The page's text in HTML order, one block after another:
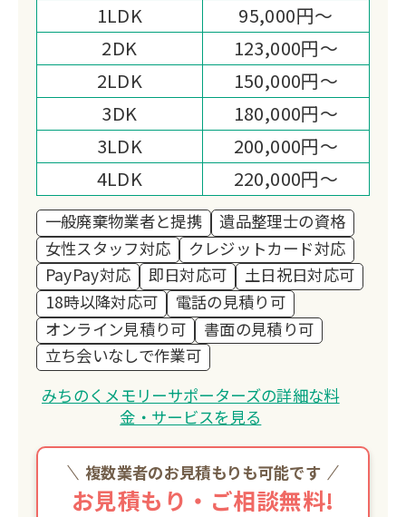
1LDK
95,000円～
2DK
123,000円～
2LDK
150,000円～
3DK
180,000円～
3LDK
200,000円～
4LDK
220,000円～
一般廃棄物業者と提携
遺品整理士の資格
女性スタッフ対応
クレジットカード対応
PayPay対応
即日対応可
土日祝日対応可
18時以降対応可
電話の見積り可
オンライン見積り可
書面の見積り可
立ち会いなしで作業可
みちのくメモリーサポーターズの詳細な料
金・サービスを見る
複数業者のお見積もりも可能です
お見積もり・ご相談無料!